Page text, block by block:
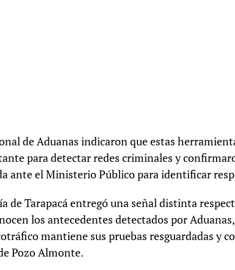
de Aduanas indicaron que estas
para detectar redes criminales y
ante el Ministerio Público para identificar
de Tarapacá entregó una señal distinta
los antecedentes detectados por
mantiene sus pruebas resguardadas y
Pozo Almonte.